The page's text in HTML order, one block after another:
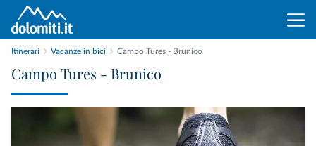
Itinerari Vacanze in bici Campo Tures - Brunico
Campo Tures - Brunico